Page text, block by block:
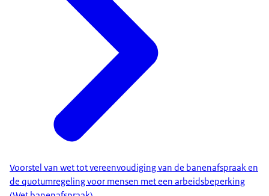
Voorstel van wet tot vereenvoudiging van de banenafspraak en
de quotumregeling voor mensen met een arbeidsbeperking